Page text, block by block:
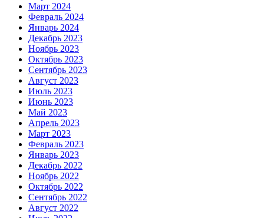
Март 2024
Февраль 2024
Январь 2024
Декабрь 2023
Ноябрь 2023
Октябрь 2023
Сентябрь 2023
Август 2023
Июль 2023
Июнь 2023
Май 2023
Апрель 2023
Март 2023
Февраль 2023
Январь 2023
Декабрь 2022
Ноябрь 2022
Октябрь 2022
Сентябрь 2022
Август 2022